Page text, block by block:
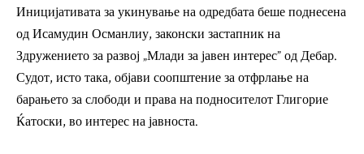
Иницијативата за укинување на одредбата беше поднесена
од Исамудин Османлиу, законски застапник на
Здружението за развој „Млади за јавен интерес” од Дебар.
Судот, исто така, објави соопштение за отфрлање на
барањето за слободи и права на подносителот Глигорие
Ќатоски, во интерес на јавноста.